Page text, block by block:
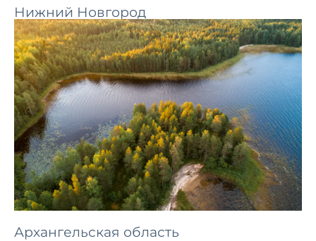
Нижний Новгород
Архангельская область